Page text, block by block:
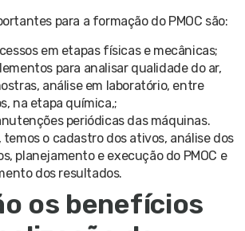
para a formação do PMOC são:
em etapas físicas e mecânicas;
para analisar qualidade do ar,
análise em laboratório, entre
na etapa química,;
periódicas das máquinas.
temos o cadastro dos ativos, análise dos
planejamento e execução do PMOC e
dos resultados.
os benefícios